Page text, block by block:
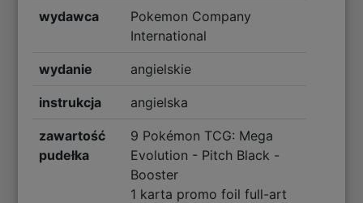
wydawca
Pokemon Company
International
wydanie angielskie
instrukcja angielska
zawartość
pudełka
9 Pokémon TCG: Mega
Evolution - Pitch Black -
Booster
1 karta promo foil full-art